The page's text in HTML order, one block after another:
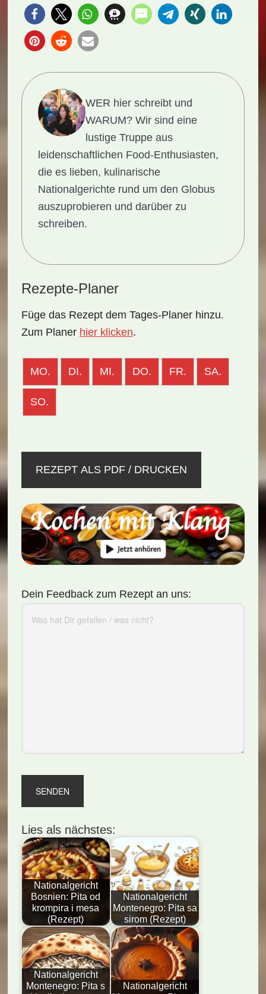
WER hier schreibt und
WARUM?Wir sind eine
lustige Truppe aus
leidenschaftlichen Food-Enthusiasten,
die es lieben, kulinarische
Nationalgerichte rund um den Globus
auszuprobieren und darüber zu
schreiben.
Rezepte-Planer
Füge das Rezept dem Tages-Planer hinzu.
Zum Planer hier klicken.
MO. DI. MI. DO. FR. SA.
SO.
REZEPT ALS PDF / DRUCKEN
Dein Feedback zum Rezept an uns:
Lies als nächstes:
Nationalgericht
Bosnien: Pita od
krompira i mesa
(Rezept)
Nationalgericht
Montenegro: Pita sa
sirom (Rezept)
Nationalgericht
Montenegro: Pita s
Nationalgericht